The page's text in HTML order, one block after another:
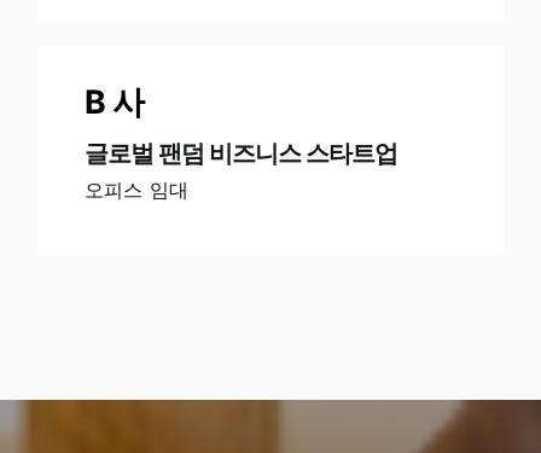
B 사
글로벌 팬덤 비즈니스 스타트업
오피스 임대